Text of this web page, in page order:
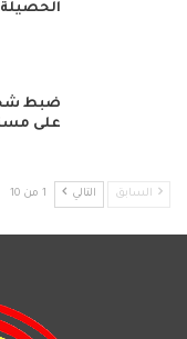
الحصيلة
ضبط
على
السابق التالي 1 من 10